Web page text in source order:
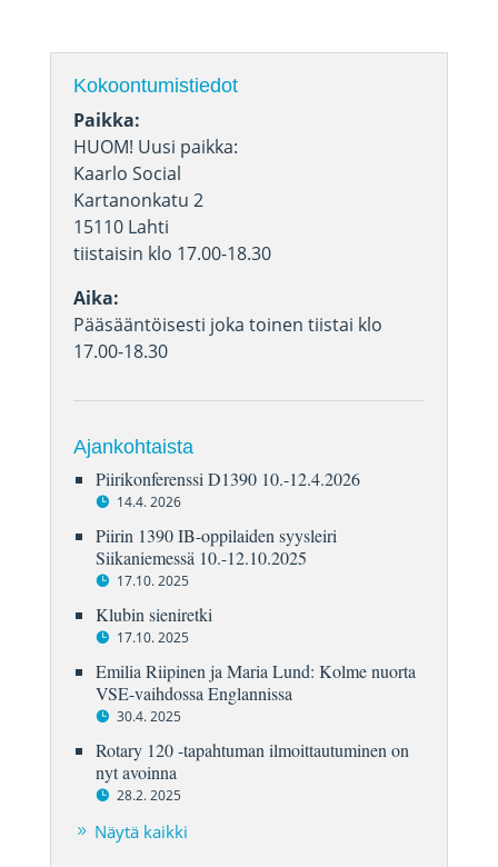
Kokoontumistiedot
Paikka:
HUOM! Uusi paikka:
Kaarlo Social
Kartanonkatu 2
15110 Lahti
tiistaisin klo 17.00-18.30
Aika:
Pääsääntöisesti joka toinen tiistai klo
17.00-18.30
Ajankohtaista
Piirikonferenssi D1390 10.-12.4.2026
14.4. 2026
Piirin 1390 IB-oppilaiden syysleiri
Siikaniemessä 10.-12.10.2025
17.10. 2025
Klubin sieniretki
17.10. 2025
Emilia Riipinen ja Maria Lund: Kolme nuorta
VSE-vaihdossa Englannissa
30.4. 2025
Rotary 120 -tapahtuman ilmoittautuminen on
nyt avoinna
28.2. 2025
Näytä kaikki